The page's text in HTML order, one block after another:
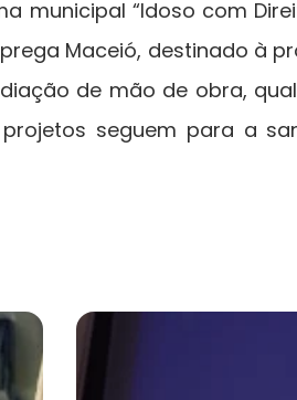
municipal “Idoso com
Maceió, destinado à
de mão de obra,
seguem para a